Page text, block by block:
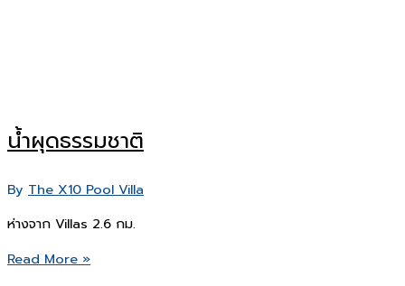
น้ำผุดธรรมชาติ
By The X10 Pool Villa
ห่างจาก Villas 2.6 กม.
น้ำ
Read More »